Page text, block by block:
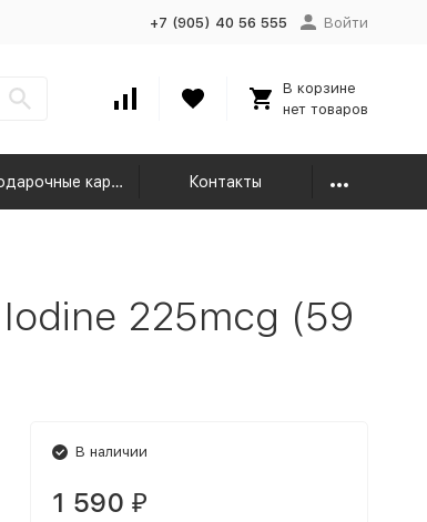
+7 (905) 40 56 555 Войти
В корзине
нет товаров
Подарочные карты Контакты
225mcg (59
В наличии
1 590 ₽